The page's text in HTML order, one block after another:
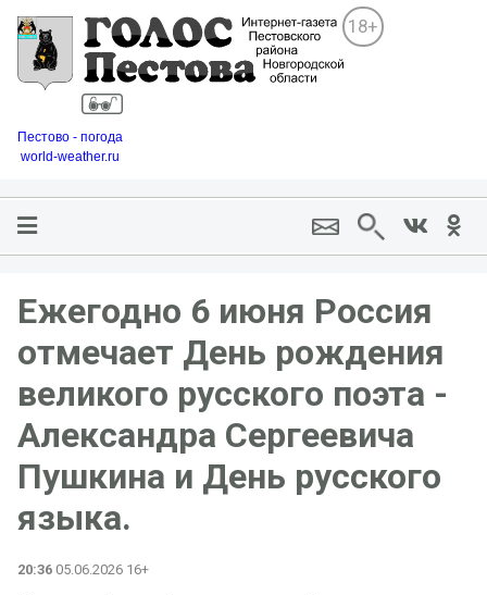
18+
Пестово - погода
world-weather.ru
Ежегодно 6 июня Россия
отмечает День рождения
великого русского поэта -
Александра Сергеевича
Пушкина и День русского
языка.
20:36 05.06.2026 16+